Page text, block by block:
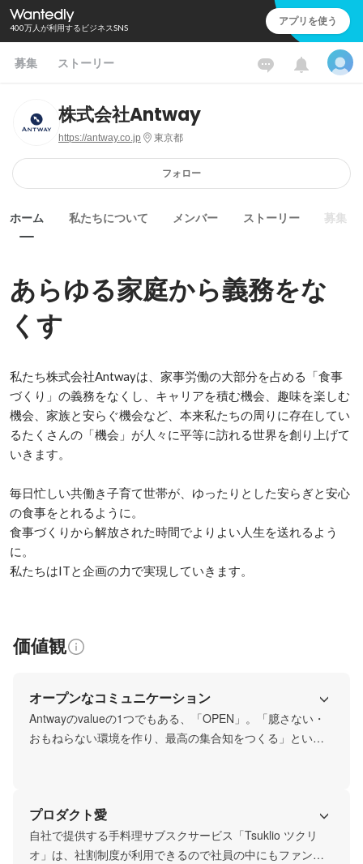
400万人が利用するビジネスSNS アプリを使う
募集 ストーリー
株式会社Antway
https://antway.co.jp 東京都
フォロー
ホーム 私たちについて メンバー ストーリー 募集
あらゆる家庭から義務をな
くす
私たち株式会社Antwayは、家事労働の大部分を占める「食事
づくり」の義務をなくし、キャリアを積む機会、趣味を楽しむ
機会、家族と安らぐ機会など、本来私たちの周りに存在してい
るたくさんの「機会」が人々に平等に訪れる世界を創り上げて
いきます。
毎日忙しい共働き子育て世帯が、ゆったりとした安らぎと安心
の食事をとれるように。
食事づくりから解放された時間でよりよい人生を送れるよう
に。
価値観
オープンなコミュニケーション
Antwayのvalueの1つでもある、「OPEN」。「臆さない・
おもねらない環境を作り、最高の集合知をつくる」という
毎週の経営会議や株主総会の議事録は社員なら誰でもアク
セスできる状態になっており、立場に関係なく情報がオー
プンになっています。また、社内チャットではDM使用を禁
プロダクト愛
自社で提供する手料理サブスクサービス「Tsuklio ツクリ
オ」は、社割制度が利用できるので社員の中にもファンが